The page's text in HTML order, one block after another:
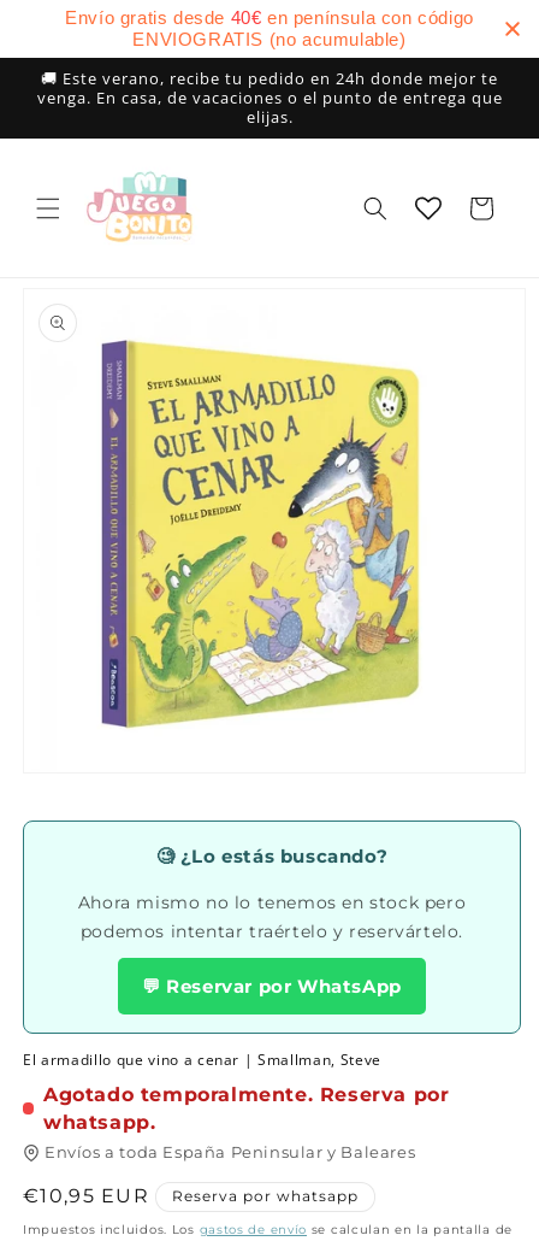
Envío gratis desde 40€ en península con código
ENVIOGRATIS (no acumulable)
directamente
🚚 Este verano, recibe tu pedido en 24h donde mejor te
venga. En casa, de vacaciones o el punto de entrega que
elijas.
Carrito
a la
información
1
🧐 ¿Lo estás buscando?
Ahora mismo no lo tenemos en stock pero
podemos intentar traértelo y reservártelo.
💬 Reservar por WhatsApp
El armadillo que vino a cenar | Smallman, Steve
Agotado temporalmente. Reserva por
whatsapp.
Envíos a toda España Peninsular y Baleares
Precio
habitual
€10,95 EUR Reserva por whatsapp
Impuestos incluidos. Los gastos de envío se calculan en la pantalla de